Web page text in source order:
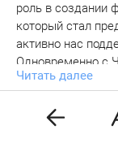
роль в создании
который стал
активно нас
Одновременно с
созданы 2
инвестиционный
Читать далее